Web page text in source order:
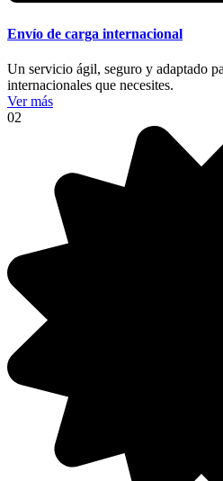
Envío de carga internacional
Un servicio ágil, seguro y adaptado
internacionales que necesites.
Ver más
02